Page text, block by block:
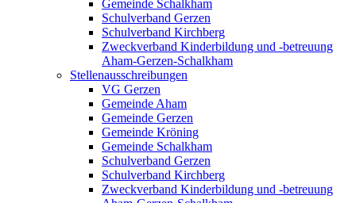
Gemeinde Schalkham
Schulverband Gerzen
Schulverband Kirchberg
Zweckverband Kinderbildung und -betreuung
Aham-Gerzen-Schalkham
Stellenausschreibungen
VG Gerzen
Gemeinde Aham
Gemeinde Gerzen
Gemeinde Kröning
Gemeinde Schalkham
Schulverband Gerzen
Schulverband Kirchberg
Zweckverband Kinderbildung und -betreuung